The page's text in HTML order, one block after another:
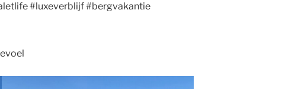
#luxeverblijf #bergvakantie